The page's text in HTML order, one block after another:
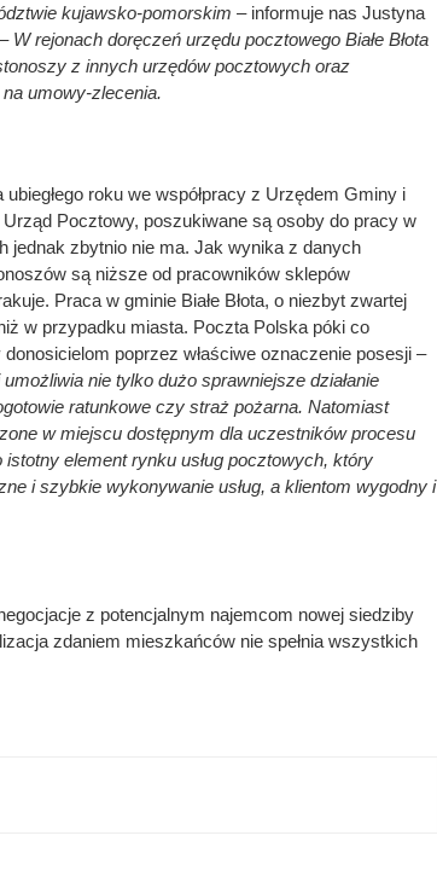
kujawsko-pomorskim – informuje nas Justyna
W rejonach doręczeń urzędu pocztowego Białe Błota
z innych urzędów pocztowych oraz
umowy-zlecenia.
roku we współpracy z Urzędem Gminy i
Pocztowy, poszukiwane są osoby do pracy w
jednak zbytnio nie ma. Jak wynika z danych
są niższe od pracowników sklepów
Praca w gminie Białe Błota, o niezbyt zwartej
w przypadku miasta. Poczta Polska póki co
poprzez właściwe oznaczenie posesji –
nie tylko dużo sprawniejsze działanie
ratunkowe czy straż pożarna. Natomiast
w miejscu dostępnym dla uczestników procesu
element rynku usług pocztowych, który
i szybkie wykonywanie usług, a klientom wygodny i
z potencjalnym najemcom nowej siedziby
zdaniem mieszkańców nie spełnia wszystkich